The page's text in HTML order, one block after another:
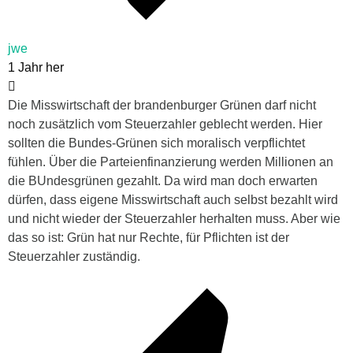
jwe
1 Jahr her
Die Misswirtschaft der brandenburger Grünen darf nicht
noch zusätzlich vom Steuerzahler geblecht werden. Hier
sollten die Bundes-Grünen sich moralisch verpflichtet
fühlen. Über die Parteienfinanzierung werden Millionen an
die BUndesgrünen gezahlt. Da wird man doch erwarten
dürfen, dass eigene Misswirtschaft auch selbst bezahlt wird
und nicht wieder der Steuerzahler herhalten muss. Aber wie
das so ist: Grün hat nur Rechte, für Pflichten ist der
Steuerzahler zuständig.